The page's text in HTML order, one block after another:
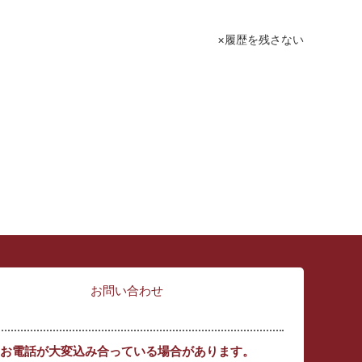
履歴を残さない
お問い合わせ
お電話が大変込み合っている場合があります。